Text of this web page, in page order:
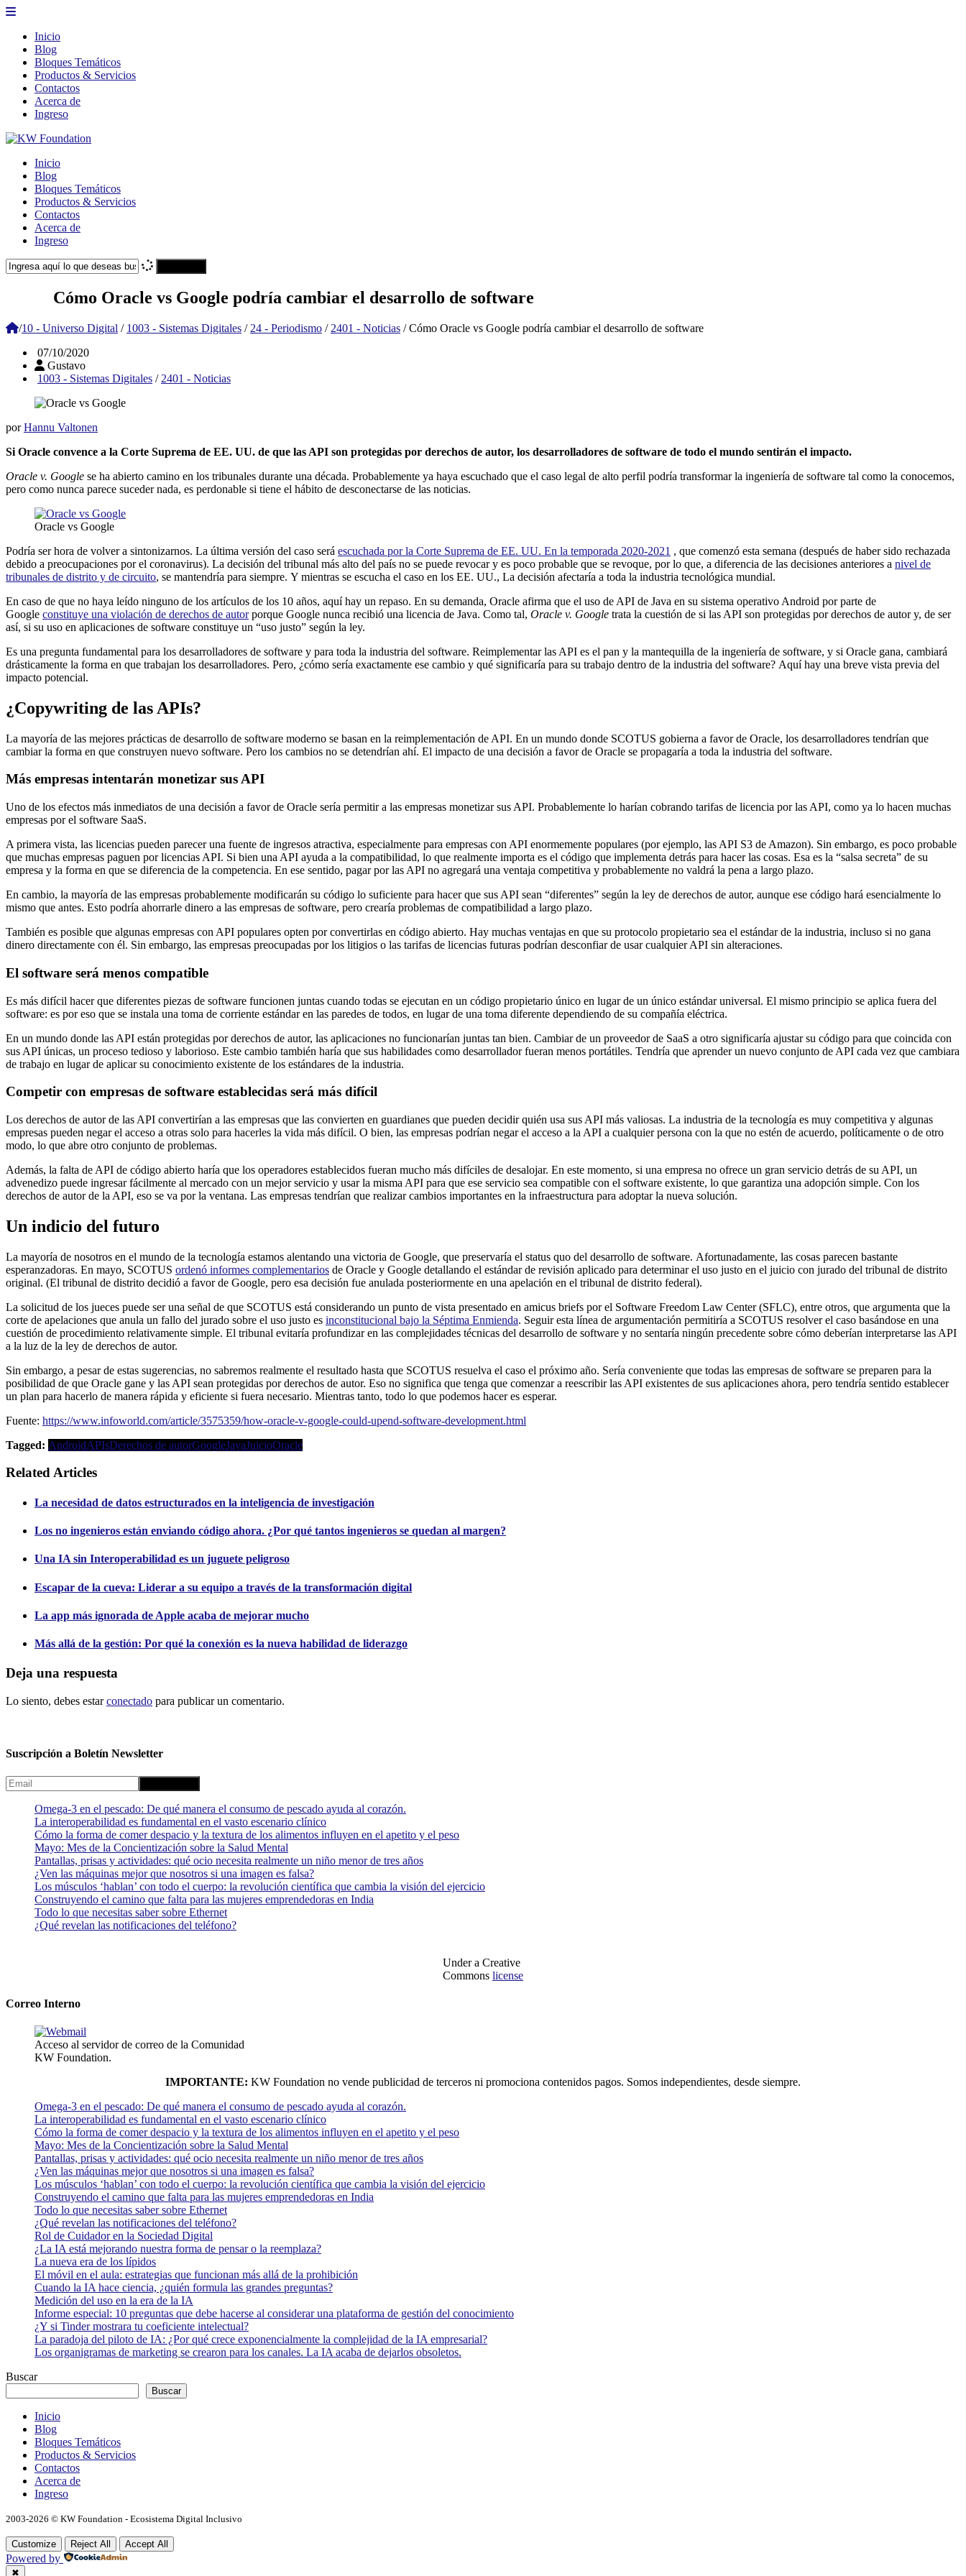
Inicio
Blog
Bloques Temáticos
Productos & Servicios
Contactos
Acerca de
Ingreso
Inicio
Blog
Bloques Temáticos
Productos & Servicios
Contactos
Acerca de
Ingreso
Cómo Oracle vs Google podría cambiar el desarrollo de software
/10 - Universo Digital / 1003 - Sistemas Digitales / 24 - Periodismo / 2401 - Noticias /Cómo Oracle vs Google podría cambiar el desarrollo de software
07/10/2020
Gustavo
1003 - Sistemas Digitales / 2401 - Noticias
porHannu Valtonen
Si Oracle convence a la Corte Suprema de EE. UU. de que las API son protegidas por derechos de autor, los desarrolladores de software de todo el mundo sentirán el impacto.
Oracle v. Google se ha abierto camino en los tribunales durante una década. Probablemente ya haya escuchado que el caso legal de alto perfil podría transformar la ingeniería de software tal como la conocemos,
pero como nunca parece suceder nada, es perdonable si tiene el hábito de desconectarse de las noticias.
Oracle vs Google
Podría ser hora de volver a sintonizarnos. La última versión del caso será escuchada por la Corte Suprema de EE. UU. En la temporada 2020-2021 , que comenzó esta semana (después de haber sido rechazada
debido a preocupaciones por el coronavirus). La decisión del tribunal más alto del país no se puede revocar y es poco probable que se revoque, por lo que, a diferencia de las decisiones anteriores a nivel de
tribunales de distrito y de circuito, se mantendría para siempre. Y mientras se escucha el caso en los EE. UU., La decisión afectaría a toda la industria tecnológica mundial.
En caso de que no haya leído ninguno de los artículos de los 10 años, aquí hay un repaso. En su demanda, Oracle afirma que el uso de API de Java en su sistema operativo Android por parte de
Google constituye una violación de derechos de autorporque Google nunca recibió una licencia de Java. Como tal, Oracle v. Google trata la cuestión de si las API son protegidas por derechos de autor y, de ser
así, si su uso en aplicaciones de software constituye un “uso justo” según la ley.
Es una pregunta fundamental para los desarrolladores de software y para toda la industria del software. Reimplementar las API es el pan y la mantequilla de la ingeniería de software, y si Oracle gana, cambiará
drásticamente la forma en que trabajan los desarrolladores. Pero, ¿cómo sería exactamente ese cambio y qué significaría para su trabajo dentro de la industria del software? Aquí hay una breve vista previa del
impacto potencial.
¿Copywriting de las APIs?
La mayoría de las mejores prácticas de desarrollo de software moderno se basan en la reimplementación de API. En un mundo donde SCOTUS gobierna a favor de Oracle, los desarrolladores tendrían que
cambiar la forma en que construyen nuevo software. Pero los cambios no se detendrían ahí. El impacto de una decisión a favor de Oracle se propagaría a toda la industria del software.
Más empresas intentarán monetizar sus API
Uno de los efectos más inmediatos de una decisión a favor de Oracle sería permitir a las empresas monetizar sus API. Probablemente lo harían cobrando tarifas de licencia por las API, como ya lo hacen muchas
empresas por el software SaaS.
A primera vista, las licencias pueden parecer una fuente de ingresos atractiva, especialmente para empresas con API enormemente populares (por ejemplo, las API S3 de Amazon). Sin embargo, es poco probable
que muchas empresas paguen por licencias API. Si bien una API ayuda a la compatibilidad, lo que realmente importa es el código que implementa detrás para hacer las cosas. Esa es la “salsa secreta” de su
empresa y la forma en que se diferencia de la competencia. En ese sentido, pagar por las API no agregará una ventaja competitiva y probablemente no valdrá la pena a largo plazo.
En cambio, la mayoría de las empresas probablemente modificarán su código lo suficiente para hacer que sus API sean “diferentes” según la ley de derechos de autor, aunque ese código hará esencialmente lo
mismo que antes. Esto podría ahorrarle dinero a las empresas de software, pero crearía problemas de compatibilidad a largo plazo.
También es posible que algunas empresas con API populares opten por convertirlas en código abierto. Hay muchas ventajas en que su protocolo propietario sea el estándar de la industria, incluso si no gana
dinero directamente con él. Sin embargo, las empresas preocupadas por los litigios o las tarifas de licencias futuras podrían desconfiar de usar cualquier API sin alteraciones.
El software será menos compatible
Es más difícil hacer que diferentes piezas de software funcionen juntas cuando todas se ejecutan en un código propietario único en lugar de un único estándar universal. El mismo principio se aplica fuera del
software: es por eso que se instala una toma de corriente estándar en las paredes de todos, en lugar de una toma diferente dependiendo de su compañía eléctrica.
En un mundo donde las API están protegidas por derechos de autor, las aplicaciones no funcionarían juntas tan bien. Cambiar de un proveedor de SaaS a otro significaría ajustar su código para que coincida con
sus API únicas, un proceso tedioso y laborioso. Este cambio también haría que sus habilidades como desarrollador fueran menos portátiles. Tendría que aprender un nuevo conjunto de API cada vez que cambiara
de trabajo en lugar de aplicar su conocimiento existente de los estándares de la industria.
Competir con empresas de software establecidas será más difícil
Los derechos de autor de las API convertirían a las empresas que las convierten en guardianes que pueden decidir quién usa sus API más valiosas. La industria de la tecnología es muy competitiva y algunas
empresas pueden negar el acceso a otras solo para hacerles la vida más difícil. O bien, las empresas podrían negar el acceso a la API a cualquier persona con la que no estén de acuerdo, políticamente o de otro
modo, lo que abre otro conjunto de problemas.
Además, la falta de API de código abierto haría que los operadores establecidos fueran mucho más difíciles de desalojar. En este momento, si una empresa no ofrece un gran servicio detrás de su API, un
advenedizo puede ingresar fácilmente al mercado con un mejor servicio y usar la misma API para que ese servicio sea compatible con el software existente, lo que garantiza una adopción simple. Con los
derechos de autor de la API, eso se va por la ventana. Las empresas tendrían que realizar cambios importantes en la infraestructura para adoptar la nueva solución.
Un indicio del futuro
La mayoría de nosotros en el mundo de la tecnología estamos alentando una victoria de Google, que preservaría el status quo del desarrollo de software. Afortunadamente, las cosas parecen bastante
esperanzadoras. En mayo, SCOTUS ordenó informes complementarios de Oracle y Google detallando el estándar de revisión aplicado para determinar el uso justo en el juicio con jurado del tribunal de distrito
original. (El tribunal de distrito decidió a favor de Google, pero esa decisión fue anulada posteriormente en una apelación en el tribunal de distrito federal).
La solicitud de los jueces puede ser una señal de que SCOTUS está considerando un punto de vista presentado en amicus briefs por el Software Freedom Law Center (SFLC), entre otros, que argumenta que la
corte de apelaciones que anula un fallo del jurado sobre el uso justo es inconstitucional bajo la Séptima Enmienda. Seguir esta línea de argumentación permitiría a SCOTUS resolver el caso basándose en una
cuestión de procedimiento relativamente simple. El tribunal evitaría profundizar en las complejidades técnicas del desarrollo de software y no sentaría ningún precedente sobre cómo deberían interpretarse las API
a la luz de la ley de derechos de autor.
Sin embargo, a pesar de estas sugerencias, no sabremos realmente el resultado hasta que SCOTUS resuelva el caso el próximo año. Sería conveniente que todas las empresas de software se preparen para la
posibilidad de que Oracle gane y las API sean protegidas por derechos de autor. Eso no significa que tenga que comenzar a reescribir las API existentes de sus aplicaciones ahora, pero tendría sentido establecer
un plan para hacerlo de manera rápida y eficiente si fuera necesario. Mientras tanto, todo lo que podemos hacer es esperar.
Fuente: https://www.infoworld.com/article/3575359/how-oracle-v-google-could-upend-software-development.html
Tagged: AndroidAPIsDerechos de autorGoogleJavaJuicioOracle
Related Articles
La necesidad de datos estructurados en la inteligencia de investigación
Los no ingenieros están enviando código ahora. ¿Por qué tantos ingenieros se quedan al margen?
Una IA sin Interoperabilidad es un juguete peligroso
Escapar de la cueva: Liderar a su equipo a través de la transformación digital
La app más ignorada de Apple acaba de mejorar mucho
Más allá de la gestión: Por qué la conexión es la nueva habilidad de liderazgo
Deja una respuesta
Lo siento, debes estarconectado para publicar un comentario.
Suscripción a Boletín Newsletter
Omega-3 en el pescado: De qué manera el consumo de pescado ayuda al corazón.
La interoperabilidad es fundamental en el vasto escenario clínico
Cómo la forma de comer despacio y la textura de los alimentos influyen en el apetito y el peso
Mayo: Mes de la Concientización sobre la Salud Mental
Pantallas, prisas y actividades: qué ocio necesita realmente un niño menor de tres años
¿Ven las máquinas mejor que nosotros si una imagen es falsa?
Los músculos ‘hablan’ con todo el cuerpo: la revolución científica que cambia la visión del ejercicio
Construyendo el camino que falta para las mujeres emprendedoras en India
Todo lo que necesitas saber sobre Ethernet
¿Qué revelan las notificaciones del teléfono?
Under a Creative
Commons license
Correo Interno
Acceso al servidor de correo de la Comunidad
KW Foundation.
IMPORTANTE: KW Foundation no vende publicidad de terceros ni promociona contenidos pagos. Somos independientes, desde siempre.
Omega-3 en el pescado: De qué manera el consumo de pescado ayuda al corazón.
La interoperabilidad es fundamental en el vasto escenario clínico
Cómo la forma de comer despacio y la textura de los alimentos influyen en el apetito y el peso
Mayo: Mes de la Concientización sobre la Salud Mental
Pantallas, prisas y actividades: qué ocio necesita realmente un niño menor de tres años
¿Ven las máquinas mejor que nosotros si una imagen es falsa?
Los músculos ‘hablan’ con todo el cuerpo: la revolución científica que cambia la visión del ejercicio
Construyendo el camino que falta para las mujeres emprendedoras en India
Todo lo que necesitas saber sobre Ethernet
¿Qué revelan las notificaciones del teléfono?
Rol de Cuidador en la Sociedad Digital
¿La IA está mejorando nuestra forma de pensar o la reemplaza?
La nueva era de los lípidos
El móvil en el aula: estrategias que funcionan más allá de la prohibición
Cuando la IA hace ciencia, ¿quién formula las grandes preguntas?
Medición del uso en la era de la IA
Informe especial: 10 preguntas que debe hacerse al considerar una plataforma de gestión del conocimiento
¿Y si Tinder mostrara tu coeficiente intelectual?
La paradoja del piloto de IA: ¿Por qué crece exponencialmente la complejidad de la IA empresarial?
Los organigramas de marketing se crearon para los canales. La IA acaba de dejarlos obsoletos.
Buscar
Buscar
Inicio
Blog
Bloques Temáticos
Productos & Servicios
Contactos
Acerca de
Ingreso
2003-2026 © KW Foundation - Ecosistema Digital Inclusivo
Customize Reject All Accept All
Powered by
✖